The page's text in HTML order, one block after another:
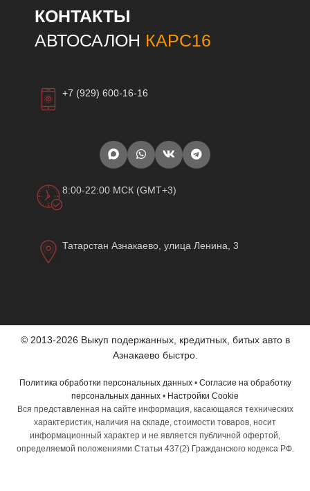
КОНТАКТЫ
АВТОСАЛОН КАРС16
+7 (929) 600-16-16
8:00-22:00 МСК (GMT+3)
Татарстан Азнакаево, улица Ленина, 3
© 2013-2026 Выкуп подержанных, кредитных, битых авто в
Азнакаево быстро.
Политика обработки персональных данных• Согласие на обработку
персональных данных • Настройки Cookie
Вся представленная на сайте информация, касающаяся технических
характеристик, наличия на складе, стоимости товаров, носит
информационный характер и не является публичной офертой,
определяемой положениями Статьи 437(2) Гражданского кодекса РФ.